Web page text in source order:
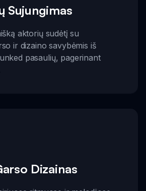
Sujungimas
aktorių sudėtį su
ir dizaino savybėmis iš
pasaulių, pagerinant
Dizainas